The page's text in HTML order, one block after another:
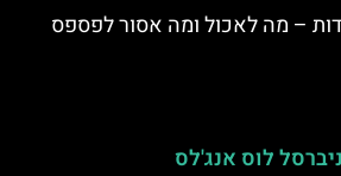
– מה לאכול ומה אסור לפספס
לוס אנג'לס